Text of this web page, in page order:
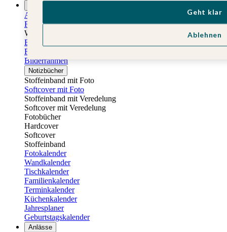
Alle Fotogeschenke
Fotobücher
Wandbilder & Poster
Bilderboxen
Fotohalter
Bilderrahmen
Notizbücher
Stoffeinband mit Foto
Softcover mit Foto
Stoffeinband mit Veredelung
Softcover mit Veredelung
Fotobücher
Hardcover
Softcover
Stoffeinband
Fotokalender
Wandkalender
Tischkalender
Familienkalender
Terminkalender
Küchenkalender
Jahresplaner
Geburtstagskalender
Anlässe
Ablehnen
Geht klar